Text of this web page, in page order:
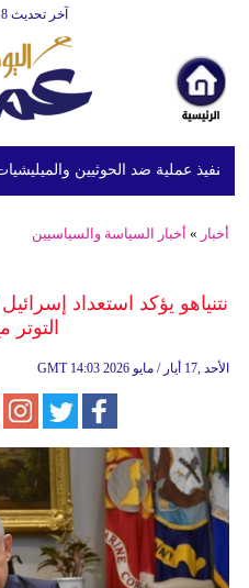
آخر تحديث GMT16:43:18
عملية ضد الحوثيين والميليشيات
أخبار » أخبار السياسة والسياسيين
نتنياهو يؤكد استعداد
التوتر
GMT 14:03 2026 الأحد ,17 أيار / مايو